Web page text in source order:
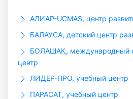
АЛИАР-UCMAS, центр
БАЛАУСА, детский центр
БОЛАШАҚ, международный
центр
ЛИДЕР-ПРО, учебный центр
ПАРАСАТ, учебный центр